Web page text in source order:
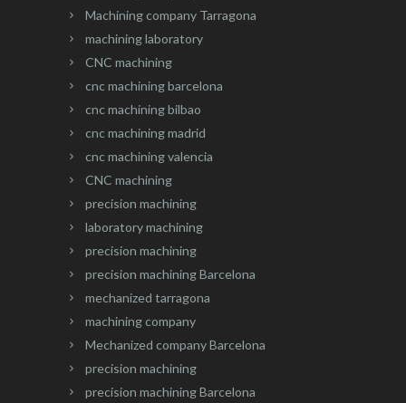
Machining company Tarragona
machining laboratory
CNC machining
cnc machining barcelona
cnc machining bilbao
cnc machining madrid
cnc machining valencia
CNC machining
precision machining
laboratory machining
precision machining
precision machining Barcelona
mechanized tarragona
machining company
Mechanized company Barcelona
precision machining
precision machining Barcelona